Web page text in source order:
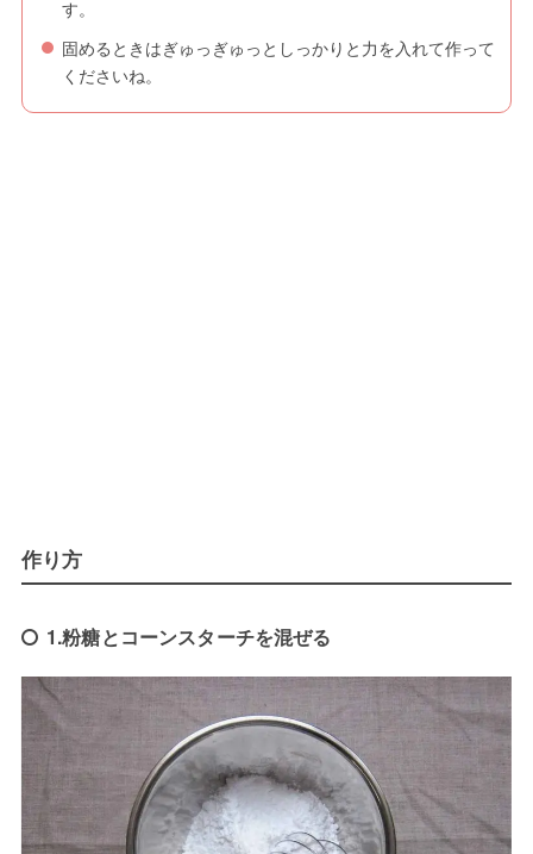
す。
固めるときはぎゅっぎゅっとしっかりと力を入れて作って
くださいね。
作り方
1.粉糖とコーンスターチを混ぜる